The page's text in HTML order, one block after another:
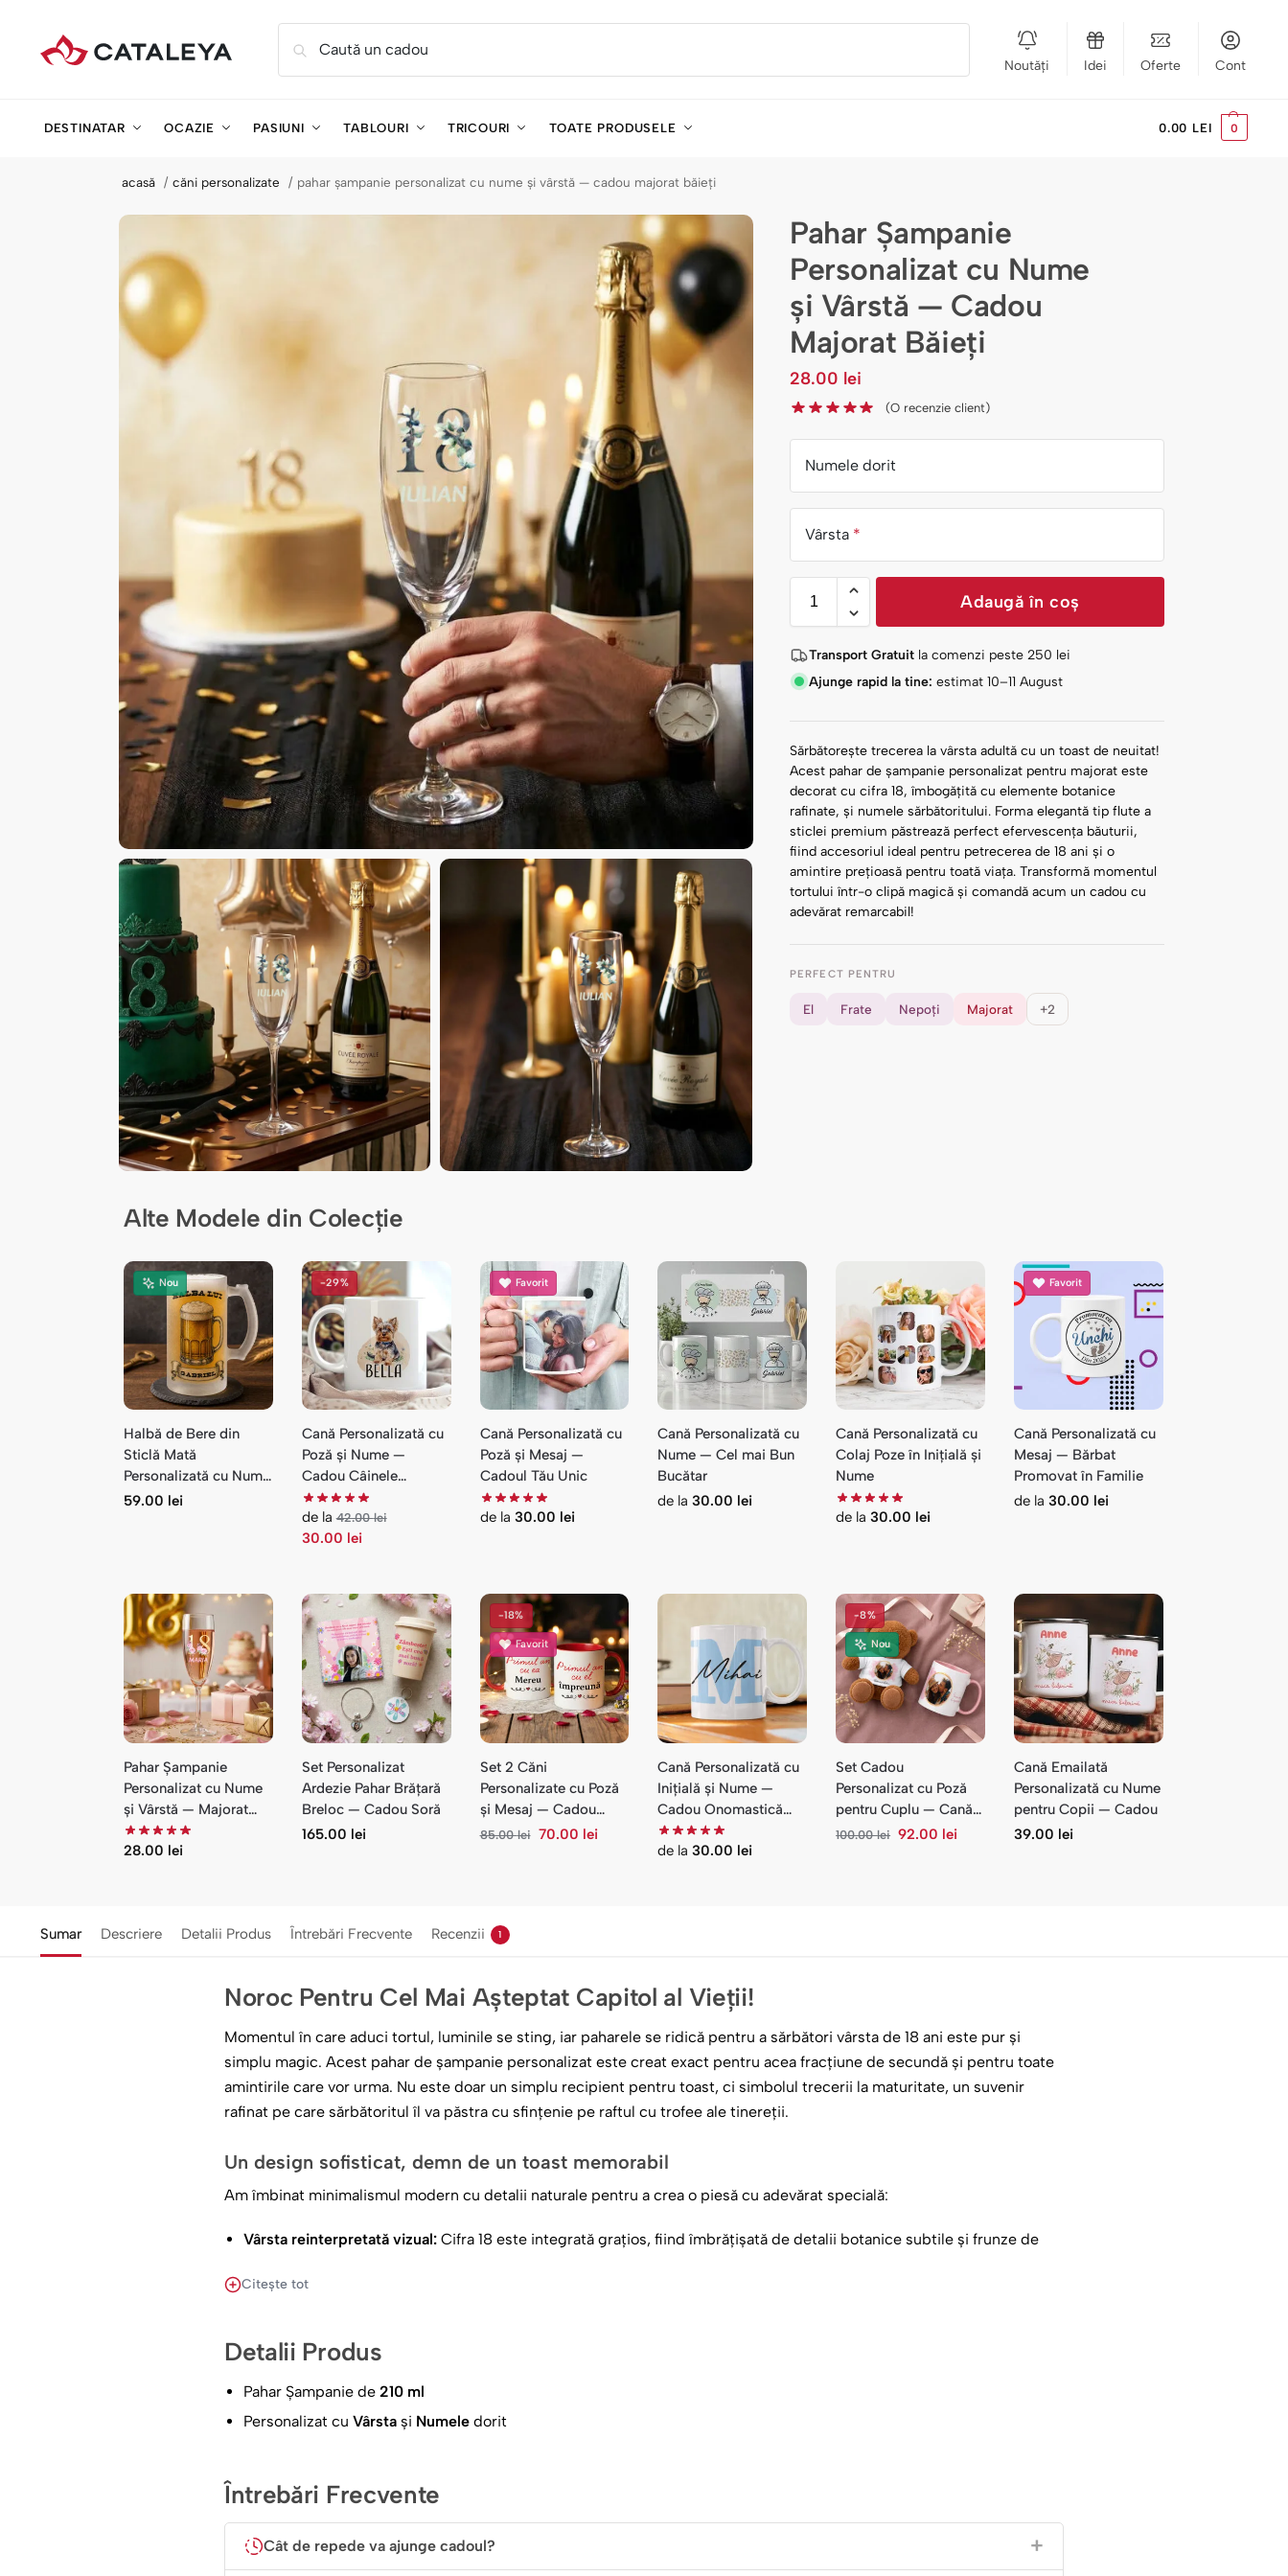
Caută un cadou
Noutăți Idei Oferte Cont
DESTINATAR OCAZIE PASIUNI TABLOURI TRICOURI TOATE PRODUSELE 0.00 LEI 0
acasă căni personalizate pahar șampanie personalizat cu nume și vârstă — cadou majorat băieți
Pahar Șampanie
Personalizat cu Nume
și Vârstă — Cadou
Majorat Băieți
28.00 lei
(O recenzie client)
Numele dorit
Vârsta *
Adaugă în coș
Transport Gratuit la comenzi peste250 lei
Ajunge rapid la tine: estimat 10–11 August
Sărbătorește trecerea la vârsta adultă cu un toast de neuitat!
Acest pahar de șampanie personalizat pentru majorat este
decorat cu cifra 18, îmbogățită cu elemente botanice
rafinate, și numele sărbătoritului. Forma elegantă tip flute a
sticlei premium păstrează perfect efervescența băuturii,
fiind accesoriul ideal pentru petrecerea de 18 ani și o
amintire prețioasă pentru toată viața. Transformă momentul
tortului într-o clipă magică și comandă acum un cadou cu
adevărat remarcabil!
PERFECT PENTRU
El Frate Nepoți Majorat +2
Alte Modele din Colecție
Nou
Halbă de Bere din
Sticlă Mată
Personalizată cu Nume
— Design Vintage
59.00 lei
-29%
Cană Personalizată cu
Poză și Nume —
Cadou Câinele
Preferat
de la42.00lei
30.00 lei
Favorit
Cană Personalizată cu
Poză și Mesaj —
Cadoul Tău Unic
de la 30.00 lei
Cană Personalizată cu
Nume — Cel mai Bun
Bucătar
de la30.00 lei
Cană Personalizată cu
Colaj Poze în Inițială și
Nume
de la30.00 lei
Favorit
Cană Personalizată cu
Mesaj — Bărbat
Promovat în Familie
de la 30.00 lei
Pahar Șampanie
Personalizat cu Nume
și Vârstă — Majorat
Fete Floral
28.00 lei
Set Personalizat
Ardezie Pahar Brățară
Breloc — Cadou Soră
165.00 lei
-18%
Favorit
Set 2 Căni
Personalizate cu Poză
și Mesaj — Cadou
Cuplu Primul An
85.00lei 70.00 lei
Cană Personalizată cu
Inițială și Nume —
Cadou Onomastică
Mihai
de la30.00 lei
-8%
Nou
Set Cadou
Personalizat cu Poză
pentru Cuplu — Cană
și Ursuleț
100.00lei 92.00 lei
Cană Emailată
Personalizată cu Nume
pentru Copii — Cadou
39.00 lei
Sumar Descriere Detalii Produs Întrebări Frecvente Recenzii 1
Noroc Pentru Cel Mai Așteptat Capitol al Vieții!
Momentul în care aduci tortul, luminile se sting, iar paharele se ridică pentru a sărbători vârsta de 18 ani este pur și
simplu magic. Acest pahar de șampanie personalizat este creat exact pentru acea fracțiune de secundă și pentru toate
amintirile care vor urma. Nu este doar un simplu recipient pentru toast, ci simbolul trecerii la maturitate, un suvenir
rafinat pe care sărbătoritul îl va păstra cu sfințenie pe raftul cu trofee ale tinereții.
Un design sofisticat, demn de un toast memorabil
Am îmbinat minimalismul modern cu detalii naturale pentru a crea o piesă cu adevărat specială:
Vârsta reinterpretată vizual:Cifra 18 este integrată grațios, fiind îmbrățișată de detalii botanice subtile și frunze de
Numele în prim-plan:
Stil unisex:Cromatica echilibrată, cu tonuri de bleumarin, verde stins și alb, face ca acest pahar să fie o alegere
Finețe și claritate la fiecare atingere
a prosecco-ului. Este realizat dintr-o sticlă impecabilă, extrem de clară, cu un picior subțire care oferă eleganță la
fiecare prindere. Printul este realizat cu atenție la detalii, asigurând o rezistență excelentă în timp, astfel încât paharul să
Citește tot
Detalii Produs
Pahar Șampanie de 210 ml
Personalizat cu Vârstași Numeledorit
Întrebări Frecvente
Cât de repede va ajunge cadoul?